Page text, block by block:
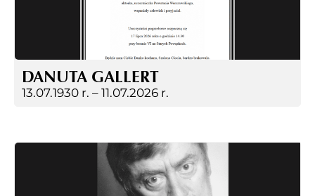
DANUTA GALLERT
13.07.1930 r. – 11.07.2026 r.